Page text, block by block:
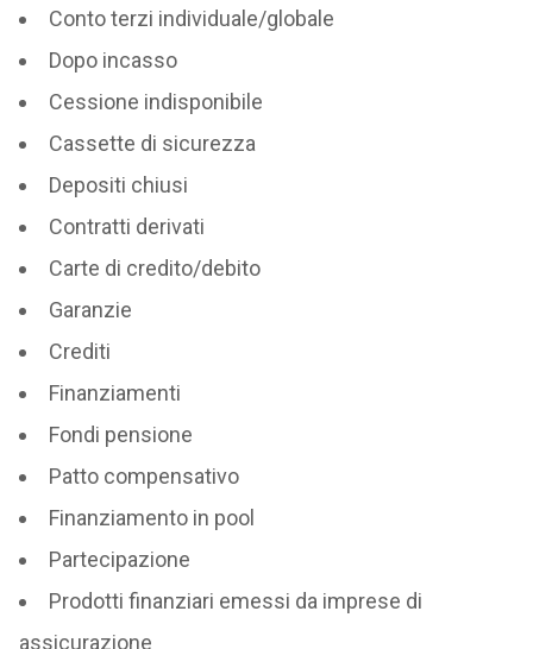
Conto terzi individuale/globale
Dopo incasso
Cessione indisponibile
Cassette di sicurezza
Depositi chiusi
Contratti derivati
Carte di credito/debito
Garanzie
Crediti
Finanziamenti
Fondi pensione
Patto compensativo
Finanziamento in pool
Partecipazione
Prodotti finanziari emessi da imprese di
assicurazione